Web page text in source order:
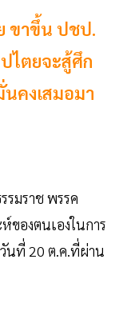
ขาขึ้น ปชป.
ไตยจะสู้ศึก
คงเสมอมา
รมราช พรรค
ของตนเองในการ
นที่ 20 ต.ค.ที่ผ่าน